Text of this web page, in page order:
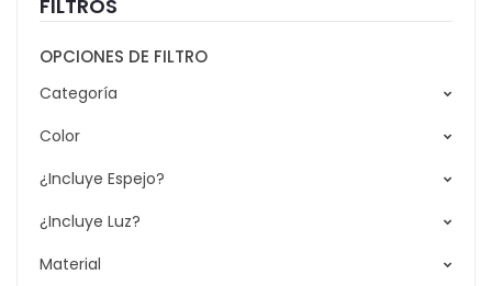
FILTROS
OPCIONES DE FILTRO
Categoría
Color
¿Incluye Espejo?
¿Incluye Luz?
Material